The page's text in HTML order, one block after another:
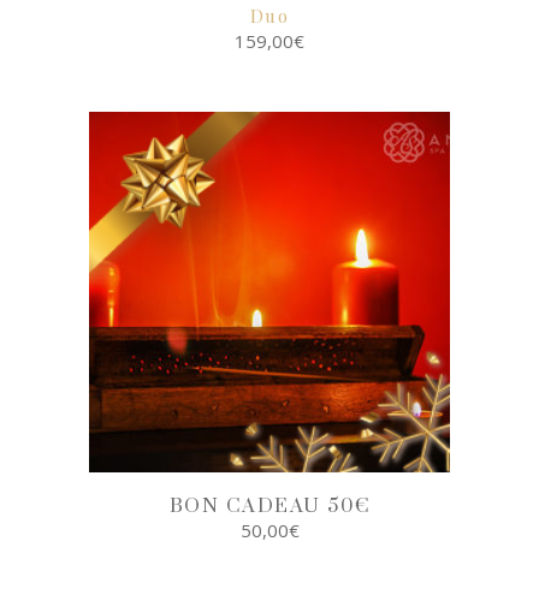
Duo
159,00€
SELECT
BON CADEAU 50€
50,00€